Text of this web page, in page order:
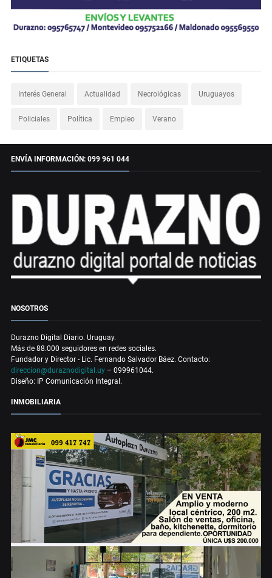
ETIQUETAS
Interés General Actualidad Necrológicas Uruguayos
Policiales Política Empleo Verano
ENVÍA INFORMACIÓN: 099 961 044
NOSOTROS
Durazno Digital Diario. Uruguay.
Más de 88.000 seguidores en redes sociales.
Fundador y Director - Lic. Fernando Salvador Báez. Contacto:
direccion@duraznodigital.uy – 099961044.
Diseño: IP Comunicación Integral.
INMOBILIARIA